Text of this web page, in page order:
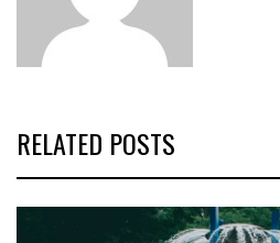
RELATED POSTS